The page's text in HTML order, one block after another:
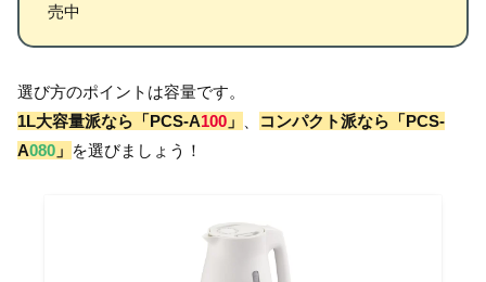
売中
選び方のポイントは容量です。
1L大容量派なら「PCS-A100 」
コンパクト派なら「PCS-
A080 」 を選びましょう！